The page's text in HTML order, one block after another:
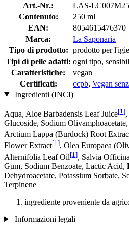
Art.-Nr.:
LAS-
Contenuto:
250 ml
EAN:
8054615476370
Marca:
La Saponaria
Tipo di prodotto: prodotto per
Tipi di pelle adatti: ogni tipo,
Caratteristiche:
vegan
Certificati:
ccpb, Vegan
Ingredienti (INCI)
Aqua, Aloe Barbadensis Leaf Juice[1]
Glucoside, Sodium
Arctium Lappa (Burdock) Root
Flower Extract[1], Olea Europaea
Alternifolia Leaf Oil[1], Salvia
Gum, Sodium Benzoate, Lactic Acid,
Dehydroacetate, Potassium Sorbate,
Terpinene
ingrediente proveniente da
Informazioni legali